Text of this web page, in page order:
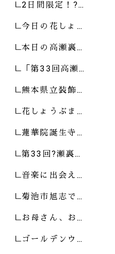
2日間限定！?…
今日の花しょ…
本日の高瀬裏…
「第33回高瀬…
熊本県立装飾…
花しょうぶま…
蓮華院誕生寺…
第33回?瀬裏…
音楽に出会え…
菊池市旭志で…
お母さん、お…
ゴールデンウ…